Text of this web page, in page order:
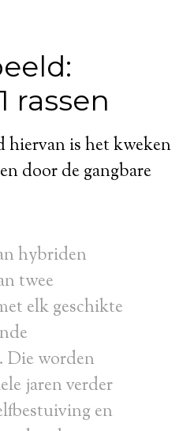
rassen
hiervan is het kweken
door de gangbare
hybriden
twee
elk geschikte
Die worden
jaren verder
en